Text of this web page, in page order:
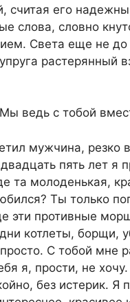
считая его
слова, словно
Света еще не до
растерянный
ведь с тобой
мужчина, резко
пять лет я
та молоденькая,
Ты только
эти противные
котлеты, борщи,
С тобой мне
я, прости, не
без истерик.